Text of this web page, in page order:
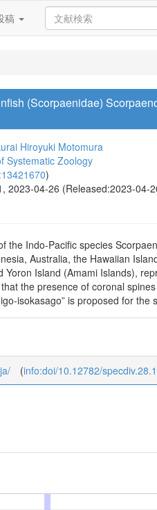
稿
(Scorpaenidae)
Hiroyuki Motomura
Systematic Zoology
)
2023-04-26 (Released:2023-04-
the Indo-Pacific species
Australia, the Hawaiian
Island (Amami Islands),
the presence of coronal
isokasago” is proposed for the
(info:doi/10.12782/